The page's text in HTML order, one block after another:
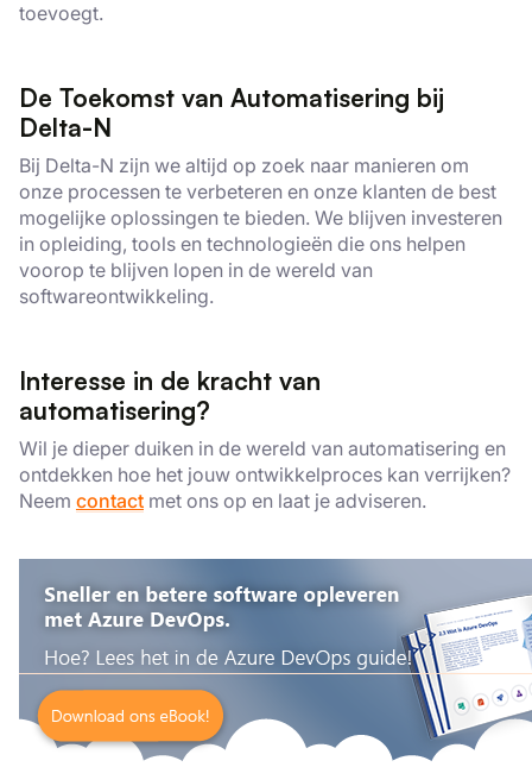
toevoegt.
De Toekomst van Automatisering bij
Delta-N
Bij Delta-N zijn we altijd op zoek naar manieren om
onze processen te verbeteren en onze klanten de best
mogelijke oplossingen te bieden. We blijven investeren
in opleiding, tools en technologieën die ons helpen
voorop te blijven lopen in de wereld van
softwareontwikkeling.
Interesse in de kracht van
automatisering?
Wil je dieper duiken in de wereld van automatisering en
ontdekken hoe het jouw ontwikkelproces kan verrijken?
Neem contact met ons op en laat je adviseren.